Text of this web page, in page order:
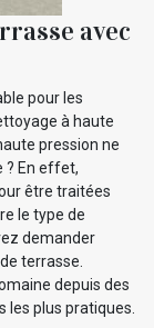
avec
pour les
à haute
pression ne
? En effet,
être traitées
le type de
demander
terrasse.
depuis des
les plus pratiques.